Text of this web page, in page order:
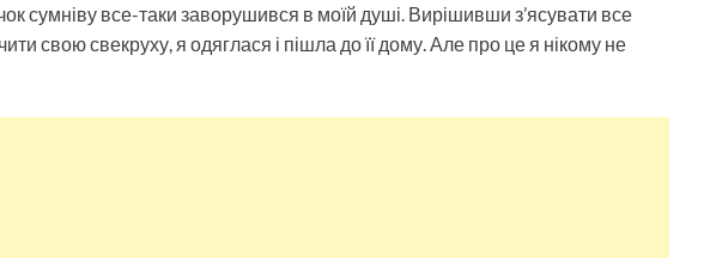
сумніву все-таки заворушився в моїй душі. Вирішивши з’ясувати все
свою свекруху, я одяглася і пішла до її дому. Але про це я нікому не